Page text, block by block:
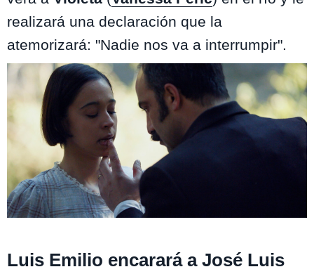
realizará una declaración que la
atemorizará: "Nadie nos va a interrumpir".
Luis Emilio encarará a José Luis